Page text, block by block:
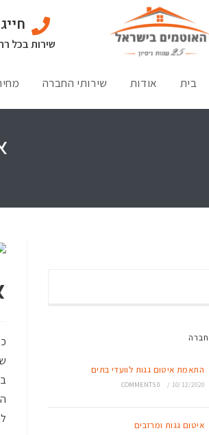
חייגו: 054-
שירות בכל
בית אודות שירותי החברה
התאמת איטום גגות לוועדי בתים
10/12/2020
/
0 COMMENTS
איטום גגות ומרזבים